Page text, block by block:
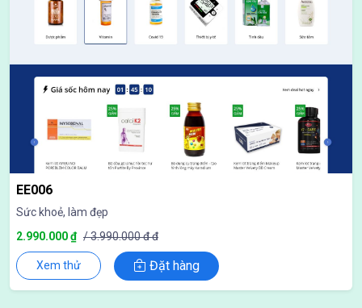
EE006
Sức khoẻ, làm đẹp
2.990.000 ₫ / 3.990.000 đ đ
Xem thử Đặt hàng